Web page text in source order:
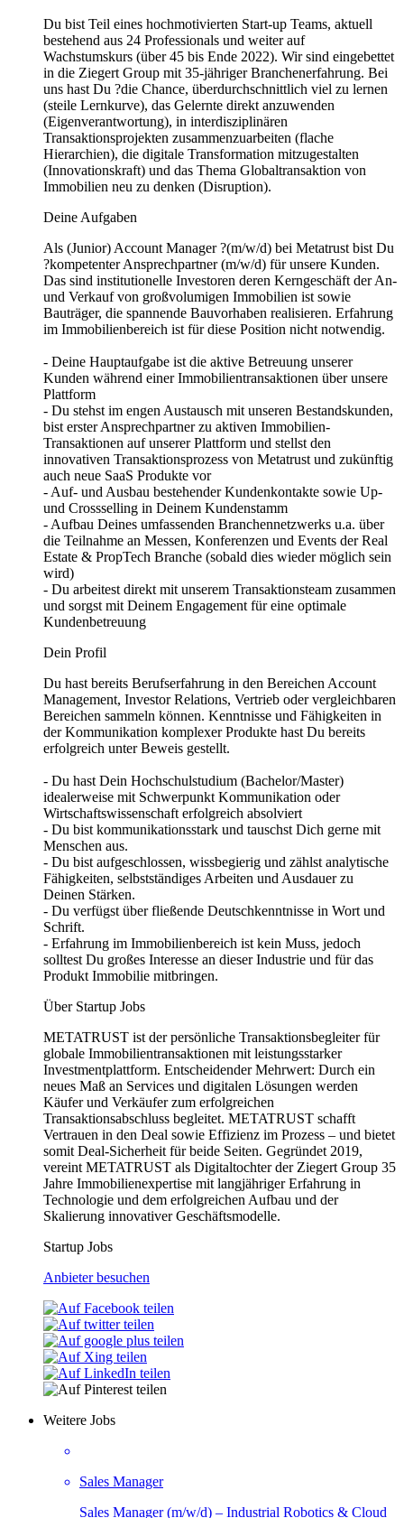
Du bist Teil eines hochmotivierten Start-up Teams, aktuell
bestehend aus 24 Professionals und weiter auf
Wachstumskurs (über 45 bis Ende 2022). Wir sind eingebettet
in die Ziegert Group mit 35-jähriger Branchenerfahrung. Bei
uns hast Du ?die Chance, überdurchschnittlich viel zu lernen
(steile Lernkurve), das Gelernte direkt anzuwenden
(Eigenverantwortung), in interdisziplinären
Transaktionsprojekten zusammenzuarbeiten (flache
Hierarchien), die digitale Transformation mitzugestalten
(Innovationskraft) und das Thema Globaltransaktion von
Immobilien neu zu denken (Disruption).
Deine Aufgaben
Als (Junior) Account Manager ?(m/w/d) bei Metatrust bist Du
?kompetenter Ansprechpartner (m/w/d) für unsere Kunden.
Das sind institutionelle Investoren deren Kerngeschäft der An-
und Verkauf von großvolumigen Immobilien ist sowie
Bauträger, die spannende Bauvorhaben realisieren. Erfahrung
im Immobilienbereich ist für diese Position nicht notwendig.
- Deine Hauptaufgabe ist die aktive Betreuung unserer
Kunden während einer Immobilientransaktionen über unsere
Plattform
- Du stehst im engen Austausch mit unseren Bestandskunden,
bist erster Ansprechpartner zu aktiven Immobilien-
Transaktionen auf unserer Plattform und stellst den
innovativen Transaktionsprozess von Metatrust und zukünftig
auch neue SaaS Produkte vor
- Auf- und Ausbau bestehender Kundenkontakte sowie Up-
und Crossselling in Deinem Kundenstamm
- Aufbau Deines umfassenden Branchennetzwerks u.a. über
die Teilnahme an Messen, Konferenzen und Events der Real
Estate & PropTech Branche (sobald dies wieder möglich sein
wird)
- Du arbeitest direkt mit unserem Transaktionsteam zusammen
und sorgst mit Deinem Engagement für eine optimale
Kundenbetreuung
Dein Profil
Du hast bereits Berufserfahrung in den Bereichen Account
Management, Investor Relations, Vertrieb oder vergleichbaren
Bereichen sammeln können. Kenntnisse und Fähigkeiten in
der Kommunikation komplexer Produkte hast Du bereits
erfolgreich unter Beweis gestellt.
- Du hast Dein Hochschulstudium (Bachelor/Master)
idealerweise mit Schwerpunkt Kommunikation oder
Wirtschaftswissenschaft erfolgreich absolviert
- Du bist kommunikationsstark und tauschst Dich gerne mit
Menschen aus.
- Du bist aufgeschlossen, wissbegierig und zählst analytische
Fähigkeiten, selbstständiges Arbeiten und Ausdauer zu
Deinen Stärken.
- Du verfügst über fließende Deutschkenntnisse in Wort und
Schrift.
- Erfahrung im Immobilienbereich ist kein Muss, jedoch
solltest Du großes Interesse an dieser Industrie und für das
Produkt Immobilie mitbringen.
Über Startup Jobs
METATRUST ist der persönliche Transaktionsbegleiter für
globale Immobilientransaktionen mit leistungsstarker
Investmentplattform. Entscheidender Mehrwert: Durch ein
neues Maß an Services und digitalen Lösungen werden
Käufer und Verkäufer zum erfolgreichen
Transaktionsabschluss begleitet. METATRUST schafft
Vertrauen in den Deal sowie Effizienz im Prozess – und bietet
somit Deal-Sicherheit für beide Seiten. Gegründet 2019,
vereint METATRUST als Digitaltochter der Ziegert Group 35
Jahre Immobilienexpertise mit langjähriger Erfahrung in
Technologie und dem erfolgreichen Aufbau und der
Skalierung innovativer Geschäftsmodelle.
Startup Jobs
Anbieter besuchen
Weitere Jobs
Sales Manager
Sales Manager (m/w/d) – Industrial Robotics & Cloud